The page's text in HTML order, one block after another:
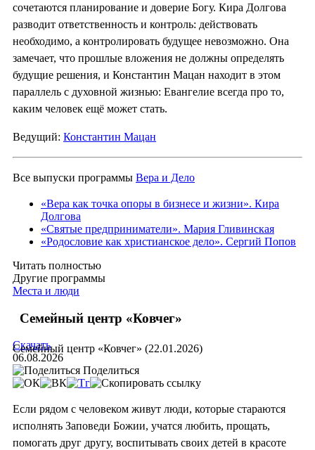
сочетаются планирование и доверие Богу. Кира Долгова
разводит ответственность и контроль: действовать
необходимо, а контролировать будущее невозможно. Она
замечает, что прошлые вложения не должны определять
будущие решения, и Константин Мацан находит в этом
параллель с духовной жизнью: Евангелие всегда про то,
каким человек ещё может стать.
Ведущий: Константин Мацан
Все выпуски программы Вера и Дело
«Вера как точка опоры в бизнесе и жизни». Кира
Долгова
«Святые предприниматели». Мария Гливинская
«Родословие как христианское дело». Сергий Попов
Читать полностью
Другие программы
Места и люди
Семейный центр «Ковчег»
Семейный центр «Ковчег» (22.01.2026)
Скачать
06.08.2026
Поделиться
Если рядом с человеком живут люди, которые стараются
исполнять Заповеди Божии, учатся любить, прощать,
помогать друг другу, воспитывать своих детей в красоте